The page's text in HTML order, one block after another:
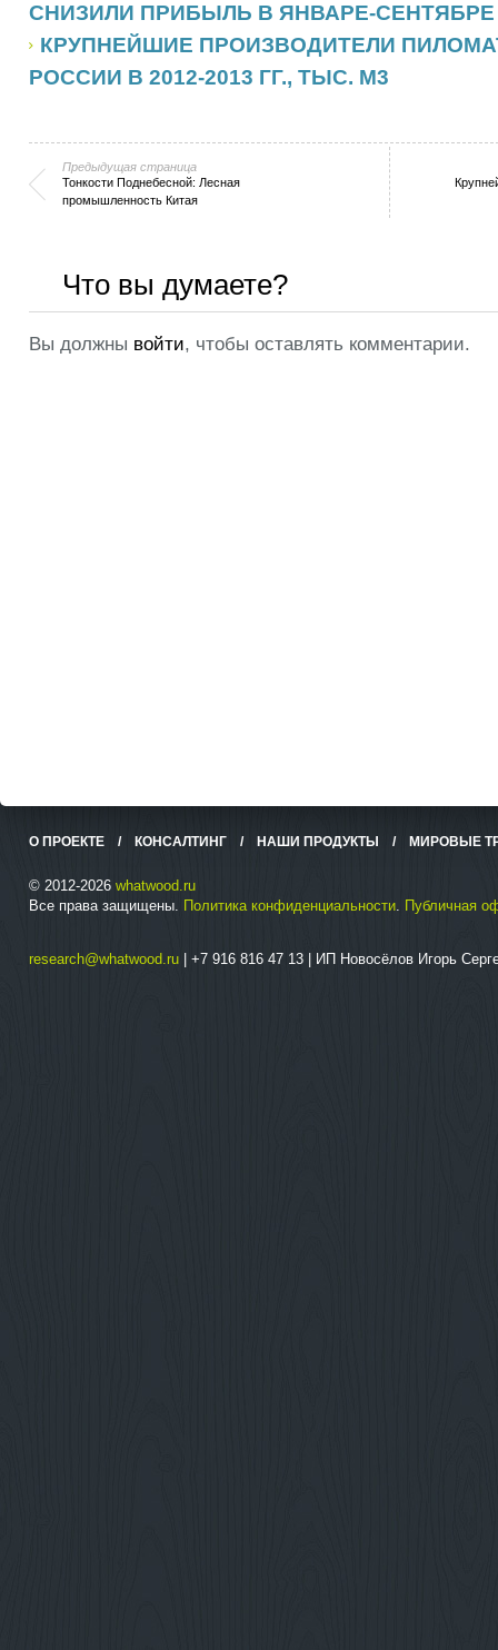
СНИЗИЛИ ПРИБЫЛЬ В ЯНВАРЕ-СЕНТЯБРЕ
КРУПНЕЙШИЕ ПРОИЗВОДИТЕЛИ
РОССИИ В 2012-2013 ГГ., ТЫС. М3
Предыдущая страница
Тонкости Поднебесной: Лесная
промышленность Китая
Что вы думаете?
Вы должны войти, чтобы оставлять комментарии.
О ПРОЕКТЕ / КОНСАЛТИНГ / НАШИ ПРОДУКТЫ / МИРОВЫЕ
© 2012-2026 whatwood.ru
Все права защищены. Политика конфиденциальности. Публичная
research@whatwood.ru | +7 916 816 47 13 | ИП Новосёлов Игорь